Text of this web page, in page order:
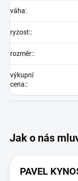
váha:
ryzost::
rozměr::
výkupní
cena::
PAVEL